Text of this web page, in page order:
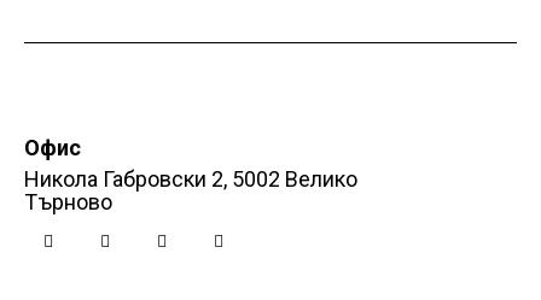
Офис
Никола Габровски 2, 5002 Велико
Търново